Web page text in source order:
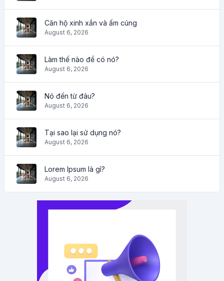
Căn hộ xinh xắn và ấm cúng
August 6, 2026
Làm thế nào để có nó?
August 6, 2026
Nó đến từ đâu?
August 6, 2026
Tại sao lại sử dụng nó?
August 6, 2026
Lorem Ipsum là gì?
August 6, 2026